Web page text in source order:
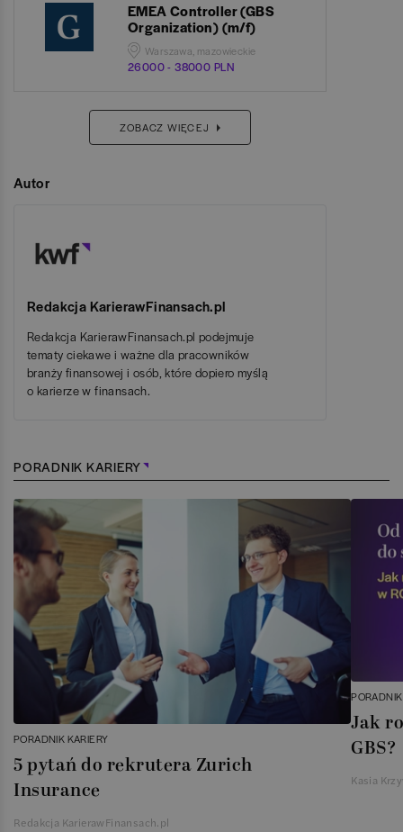
EMEA Controller (GBS
Organization) (m/f)
Warszawa, mazowieckie
26000 - 38000 PLN
ZOBACZ WIĘCEJ
Autor
Redakcja KarierawFinansach.pl
Redakcja KarierawFinansach.pl podejmuje
tematy ciekawe i ważne dla pracowników
branży finansowej i osób, które dopiero myślą
o karierze w finansach.
PORADNIK KARIERY
PORADNIK KARIERY
5 pytań do rekrutera Zurich
Insurance
Redakcja KarierawFinansach.pl
Jak
GBS?
Kasia